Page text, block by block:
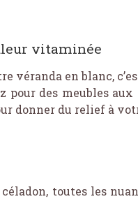
vitaminée
véranda en blanc,
pour des meubles
donner du relief à
toutes les